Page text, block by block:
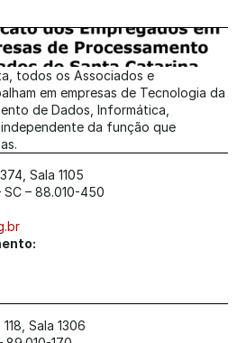
todos os Associados e
em empresas de Tecnologia da
de Dados, Informática,
da função que
Sala 1105
– 88.010-450
Sala 1306